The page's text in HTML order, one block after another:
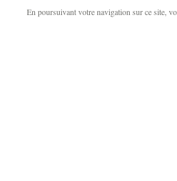
En poursuivant votre navigation sur ce site,